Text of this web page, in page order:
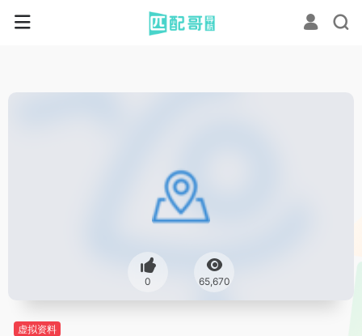
0 65,670
虚拟资料